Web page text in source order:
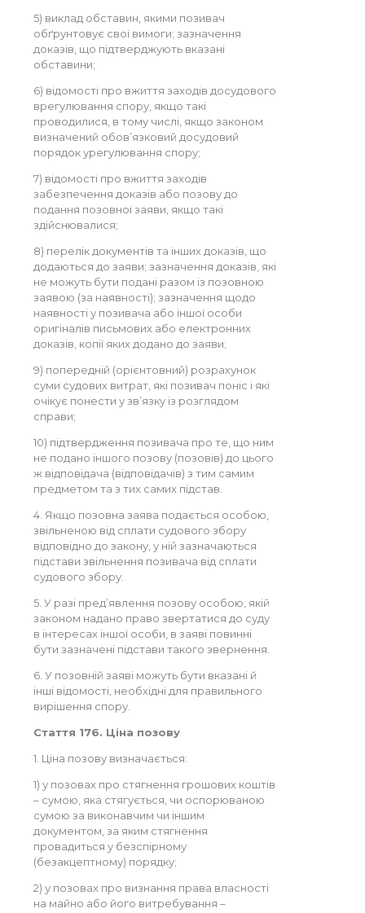
5) виклад обставин, якими позивач
обґрунтовує свої вимоги; зазначення
доказів, що підтверджують вказані
обставини;
6) відомості про вжиття заходів досудового
врегулювання спору, якщо такі
проводилися, в тому числі, якщо законом
визначений обов’язковий досудовий
порядок урегулювання спору;
7) відомості про вжиття заходів
забезпечення доказів або позову до
подання позовної заяви, якщо такі
здійснювалися;
8) перелік документів та інших доказів, що
додаються до заяви; зазначення доказів, які
не можуть бути подані разом із позовною
заявою (за наявності); зазначення щодо
наявності у позивача або іншої особи
оригіналів письмових або електронних
доказів, копії яких додано до заяви;
9) попередній (орієнтовний) розрахунок
суми судових витрат, які позивач поніс і які
очікує понести у зв’язку із розглядом
справи;
10) підтвердження позивача про те, що ним
не подано іншого позову (позовів) до цього
ж відповідача (відповідачів) з тим самим
предметом та з тих самих підстав.
4. Якщо позовна заява подається особою,
звільненою від сплати судового збору
відповідно до закону, у ній зазначаються
підстави звільнення позивача від сплати
судового збору.
5. У разі пред’явлення позову особою, якій
законом надано право звертатися до суду
в інтересах іншої особи, в заяві повинні
бути зазначені підстави такого звернення.
6. У позовній заяві можуть бути вказані й
інші відомості, необхідні для правильного
вирішення спору.
Стаття 176. Ціна позову
1. Ціна позову визначається:
1) у позовах про стягнення грошових коштів
– сумою, яка стягується, чи оспорюваною
сумою за виконавчим чи іншим
документом, за яким стягнення
провадиться у безспірному
(безакцептному) порядку;
2) у позовах про визнання права власності
на майно або його витребування –